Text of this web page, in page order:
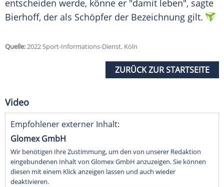
entscheiden werde, könne er "damit leben", sagte
Bierhoff, der als Schöpfer der Bezeichnung gilt.
Quelle:2022 Sport-Informations-Dienst, Köln
ZURÜCK ZUR STARTSEITE
Video
Empfohlener externer Inhalt:
Glomex GmbH
Wir benötigen Ihre Zustimmung, um den von unserer Redaktion
eingebundenen Inhalt von Glomex GmbH anzuzeigen. Sie können
diesen mit einem Klick anzeigen lassen und auch wieder
deaktivieren.